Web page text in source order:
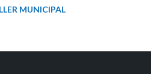
MUNICIPAL